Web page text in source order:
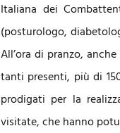
Italiana dei
(posturologo,
All’ora di pranzo,
tanti presenti, più di
prodigati per la
visitate, che hanno